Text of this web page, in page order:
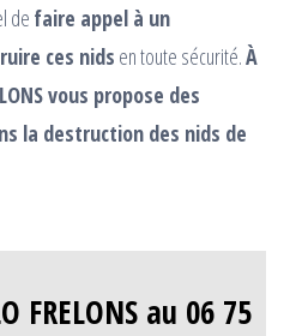
de faire appel à un
ces nids en toute sécurité.À
vous propose des
la destruction des nids de
FRELONS au 06 75